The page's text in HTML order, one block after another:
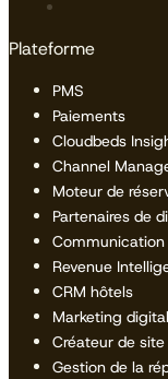
Plateforme
PMS
Paiements
Cloudbeds
Channel
Moteur de
Partenaires de
Revenue
CRM hôtels
Marketing digital
Créateur de
Gestion de la